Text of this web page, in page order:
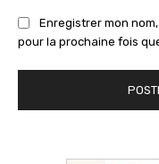
Enregistrer mon
pour la prochaine fois